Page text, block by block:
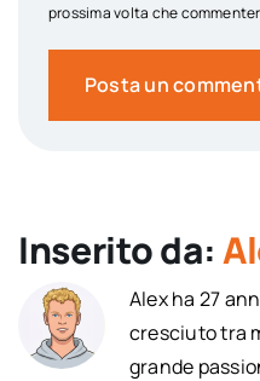
prossima volta che
Inserito da:
Alex ha 27
cresciuto tra
grande